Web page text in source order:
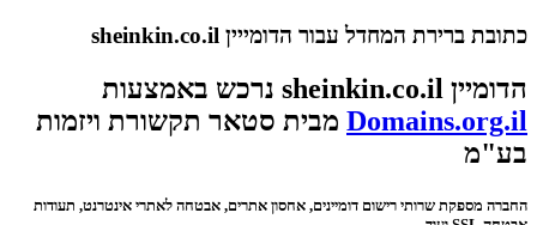
כתובת ברירת המחדל עבור הדומייין sheinkin.co.il
הדומיין sheinkin.co.il נרכש באמצעות
Domains.org.il מבית סטאר תקשורת ויזמות
בע"מ
החברה מספקת שרותי רישום דומיינים, אחסון אתרים, אבטחה לאתרי אינטרנט, תעודות